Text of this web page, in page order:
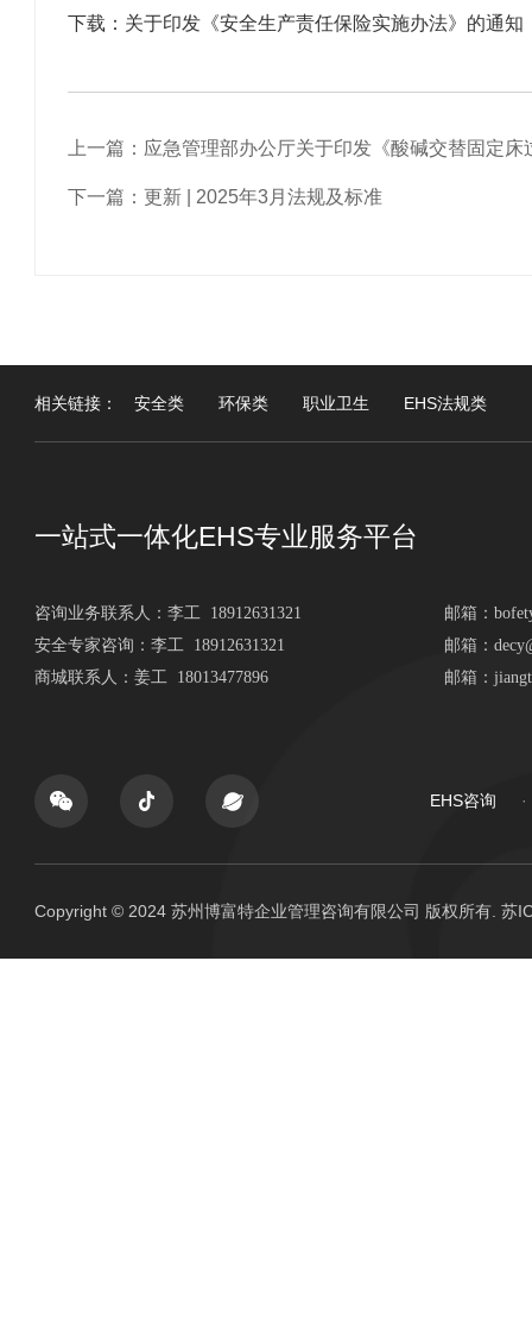
下载： 关于印发《安全生产责任保险实施办法》的通知
上一篇：应急管理部办公厅关于印发《酸碱交替固定
下一篇：更新 | 2025年3月法规及标准
相关链接： 安全类 环保类 职业卫生 EHS法规类
一站式一体化EHS专业服务平台
咨询业务联系人： 李工 18912631321 邮箱：
安全专家咨询：李工 18912631321
邮箱：
商城联系人：姜工 18013477896
邮箱：
EHS咨询
Copyright © 2024 苏州博富特企业管理咨询有限公司 版权所有. 苏